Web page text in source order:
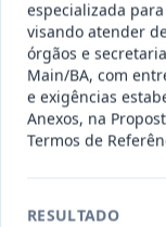
Termo
Inicial
Situação :
2023
especializada
visando atender
órgãos e
Main/BA, com
e exigências
Anexos, na
Termos de
RESULTADO